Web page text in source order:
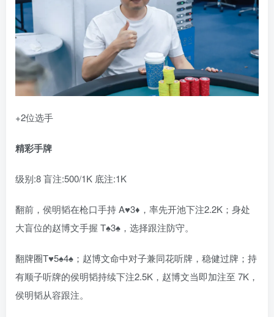
+2位选手
精彩手牌
级别:8 盲注:500/1K 底注:1K
翻前，侯明韬在枪口手持 A♥3♦，率先开池下注2.2K；身处
大盲位的赵博文手握 T♠3♠，选择跟注防守。
翻牌圈T♥5♠4♠；赵博文命中对子兼同花听牌，稳健过牌；持
有顺子听牌的侯明韬持续下注2.5K，赵博文当即加注至 7K，
侯明韬从容跟注。